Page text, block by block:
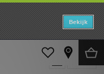
Bekijk